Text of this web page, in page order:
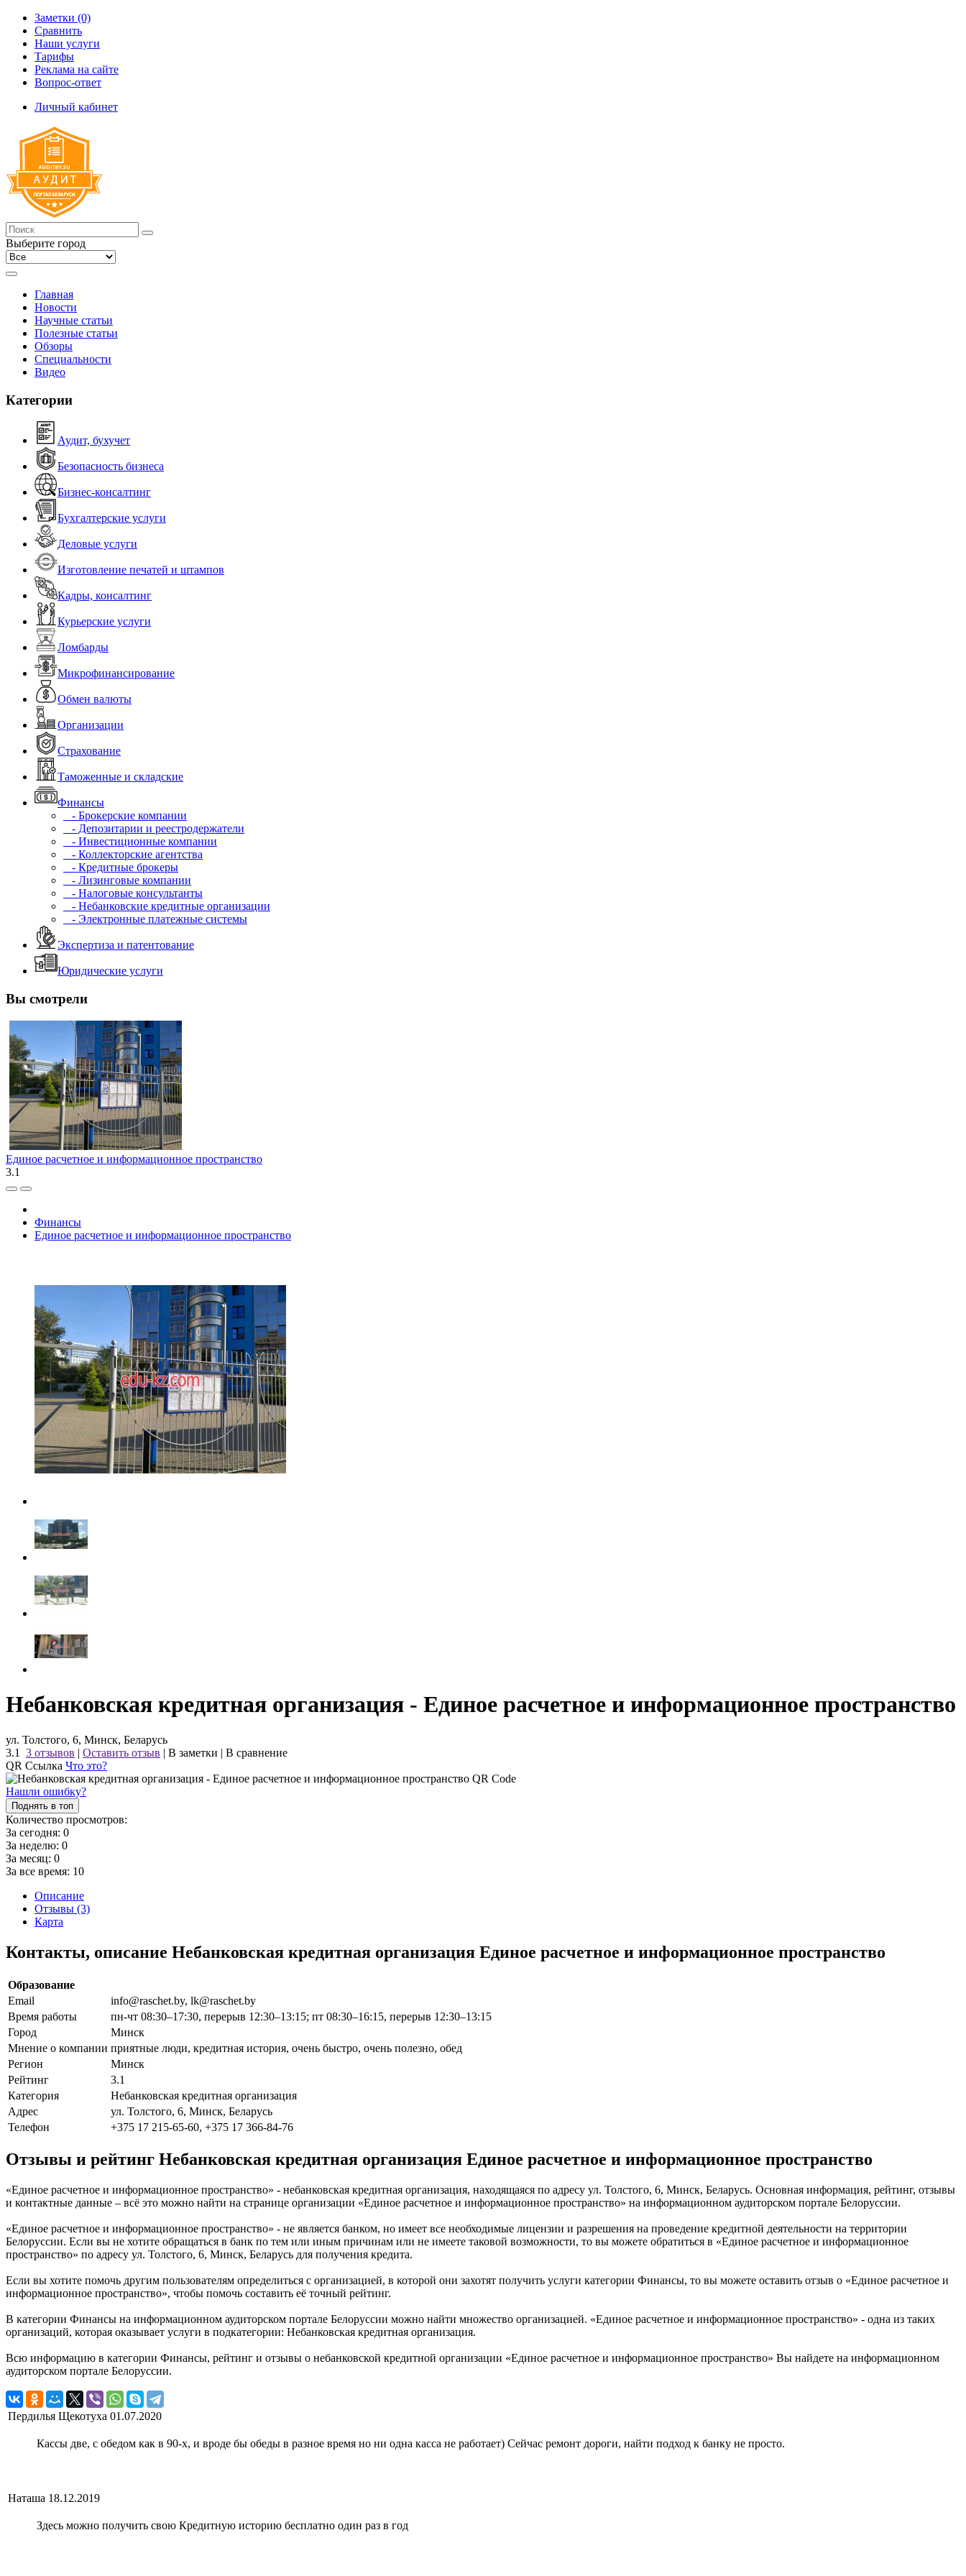
Заметки (0)
Сравнить
Наши услуги
Тарифы
Реклама на сайте
Вопрос-ответ
Личный кабинет
Выберите город
Главная
Новости
Научные статьи
Полезные статьи
Обзоры
Специальности
Видео
Категории
Аудит, бухучет
Безопасность бизнеса
Бизнес-консалтинг
Бухгалтерские услуги
Деловые услуги
Изготовление печатей и штампов
Кадры, консалтинг
Курьерские услуги
Ломбарды
Микрофинансирование
Обмен валюты
Организации
Страхование
Таможенные и складские
Финансы
- Брокерские компании
- Депозитарии и реестродержатели
- Инвестиционные компании
- Коллекторские агентства
- Кредитные брокеры
- Лизинговые компании
- Налоговые консультанты
- Небанковские кредитные организации
- Электронные платежные системы
Экспертиза и патентование
Юридические услуги
Вы смотрели
Единое расчетное и информационное пространство
3.1
Финансы
Единое расчетное и информационное пространство
Небанковская кредитная организация - Единое расчетное и информационное пространство
ул. Толстого, 6, Минск, Беларусь
3.1
3 отзывов | Оставить отзыв | В заметки | В сравнение
QR Ссылка Что это?
Нашли ошибку?
Поднять в топ
Количество просмотров:
За сегодня: 0
За неделю: 0
За месяц: 0
За все время: 10
Описание
Отзывы (3)
Карта
Контакты, описание Небанковская кредитная организация Единое расчетное и информационное пространство
Образование
Email
info@raschet.by, lk@raschet.by
Время работы
пн-чт 08:30–17:30, перерыв 12:30–13:15; пт 08:30–16:15, перерыв 12:30–13:15
Город
Минск
Мнение о компании приятные люди, кредитная история, очень быстро, очень полезно, обед
Регион
Минск
Рейтинг
3.1
Категория
Небанковская кредитная организация
Адрес
ул. Толстого, 6, Минск, Беларусь
Телефон
+375 17 215-65-60, +375 17 366-84-76
Отзывы и рейтинг Небанковская кредитная организация Единое расчетное и информационное пространство
«Единое расчетное и информационное пространство» - небанковская кредитная организация, находящаяся по адресу ул. Толстого, 6, Минск, Беларусь. Основная информация, рейтинг, отзывы
и контактные данные – всё это можно найти на странице организации «Единое расчетное и информационное пространство» на информационном аудиторском портале Белоруссии.
«Единое расчетное и информационное пространство» - не является банком, но имеет все необходимые лицензии и разрешения на проведение кредитной деятельности на территории
Белоруссии. Если вы не хотите обращаться в банк по тем или иным причинам или не имеете таковой возможности, то вы можете обратиться в «Единое расчетное и информационное
пространство» по адресу ул. Толстого, 6, Минск, Беларусь для получения кредита.
Если вы хотите помочь другим пользователям определиться с организацией, в которой они захотят получить услуги категории Финансы, то вы можете оставить отзыв о «Единое расчетное и
информационное пространство», чтобы помочь составить её точный рейтинг.
В категории Финансы на информационном аудиторском портале Белоруссии можно найти множество организацией. «Единое расчетное и информационное пространство» - одна из таких
организаций, которая оказывает услуги в подкатегории: Небанковская кредитная организация.
Всю информацию в категории Финансы, рейтинг и отзывы о небанковской кредитной организации «Единое расчетное и информационное пространство» Вы найдете на информационном
аудиторском портале Белоруссии.
Пердилья Щекотуха 01.07.2020
Кассы две, с обедом как в 90-х, и вроде бы обеды в разное время но ни одна касса не работает) Сейчас ремонт дороги, найти подход к банку не просто.
Наташа 18.12.2019
Здесь можно получить свою Кредитную историю бесплатно один раз в год